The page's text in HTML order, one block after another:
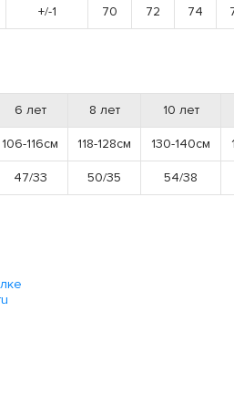
+/-1 70 72 74
6 лет 8 лет 10 лет
106-116см 118-128см 130-140см
47/33 50/35 54/38